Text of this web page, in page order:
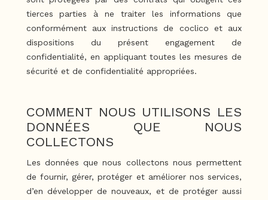
tierces parties à ne traiter les informations que
conformément aux instructions de coclico et aux
dispositions du présent engagement de
confidentialité, en appliquant toutes les mesures de
sécurité et de confidentialité appropriées.
COMMENT NOUS UTILISONS LES
DONNÉES QUE NOUS
COLLECTONS
Les données que nous collectons nous permettent
de fournir, gérer, protéger et améliorer nos services,
d’en développer de nouveaux, et de protéger aussi